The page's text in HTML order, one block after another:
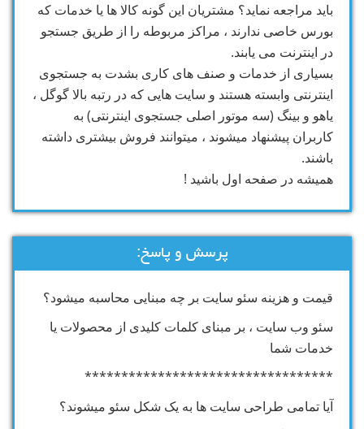
باید مراجعه نماید؟ مشتریان این گونه کالا ها یا خدمات که
بورس خاصی ندارند ، مراکز مربوطه را از طریق جستجو
در اینترنت می یابند.
بسیاری از خدمات و صنف های کاری بشدت به جستجوی
اینترنتی وابسته هستند و سایت هایی که در رتبه بالا گوگل ،
یاهو و بینگ (سه موتور اصلی جستجوی اینترنتی) به
کاربران پیشنهاد میشوند ، میتوانند فروش بیشتری داشته
باشند.
همیشه در صفحه اول باشید !
پرسش و پاسخ:
قیمت و هزینه سئو سایت بر چه مبنایی محاسبه میشود؟
سئو وب سایت ، بر مبنای کلمات کلیدی از محصولات یا
خدمات شما
**********************************
آیا تمامی طراحی سایت ها به یک شکل سئو میشوند؟